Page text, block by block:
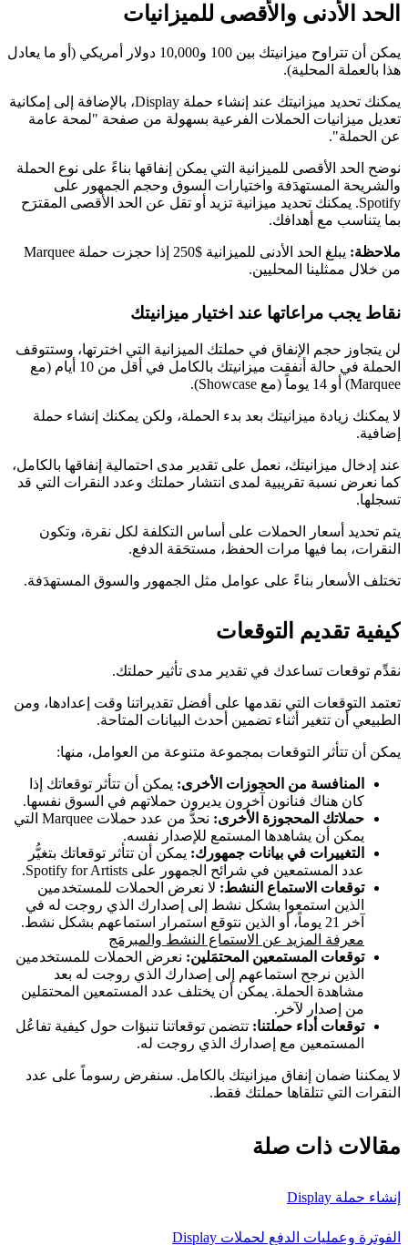
الحد الأدنى والأقصى للميزانيات
يمكن أن تتراوح ميزانيتك بين 100 و10,000 دولار أمريكي (أو ما يعادل
هذا بالعملة المحلية).
يمكنك تحديد ميزانيتك عند إنشاء حملة Display، بالإضافة إلى إمكانية
تعديل ميزانيات الحملات الفرعية بسهولة من صفحة "لمحة عامة
عن الحملة".
نوضح الحد الأقصى للميزانية التي يمكن إنفاقها بناءً على نوع الحملة
والشريحة المستهدَفة واختيارات السوق وحجم الجمهور على
Spotify. يمكنك تحديد ميزانية تزيد أو تقل عن الحد الأقصى المقترَح
بما يتناسب مع أهدافك.
ملاحظة:
يبلغ الحد الأدنى للميزانية $250 إذا حجزت حملة Marquee
من خلال ممثلينا المحليين.
نقاط يجب مراعاتها عند اختيار ميزانيتك
لن يتجاوز حجم الإنفاق في حملتك الميزانية التي اخترتها، وستتوقف
الحملة في حالة أنفقت ميزانيتك بالكامل في أقل من 10 أيام (مع
Marquee) أو 14 يوماً (مع Showcase).
لا يمكنك زيادة ميزانيتك بعد بدء الحملة، ولكن يمكنك إنشاء حملة
إضافية.
عند إدخال ميزانيتك، نعمل على تقدير مدى احتمالية إنفاقها بالكامل،
كما نعرض نسبة تقريبية لمدى انتشار حملتك وعدد النقرات التي قد
تسجلها.
يتم تحديد أسعار الحملات على أساس التكلفة لكل نقرة، وتكون
النقرات، بما فيها مرات الحفظ، مستحَقة الدفع.
تختلف الأسعار بناءً على عوامل مثل الجمهور والسوق المستهدَفة.
كيفية تقديم التوقعات
نقدِّم توقعات تساعدك في تقدير مدى تأثير حملتك.
تعتمد التوقعات التي نقدمها على أفضل تقديراتنا وقت إعدادها، ومن
الطبيعي أن تتغير أثناء تضمين أحدث البيانات المتاحة.
يمكن أن تتأثر التوقعات بمجموعة متنوعة من العوامل، منها:
المنافسة من الحجوزات الأخرى: يمكن أن تتأثر توقعاتك إذا
كان هناك فنانون آخرون يديرون حملاتهم في السوق نفسها.
حملاتك المحجوزة الأخرى:
نحدُّ من عدد حملات Marquee التي
يمكن أن يشاهدها المستمع للإصدار نفسه.
التغييرات في بيانات جمهورك: يمكن أن تتأثر توقعاتك بتغيُّر
عدد المستمعين في شرائح الجمهور على Spotify for Artists.
توقعات الاستماع النشط: لا نعرض الحملات للمستخدمين
الذين استمعوا بشكل نشط إلى إصدارك الذي روجت له في
آخر 21 يوماً، أو الذين نتوقع استمرار استماعهم بشكل نشط.
معرفة المزيد عن الاستماع النشط والمبرمَج
توقعات المستمعين المحتمَلين: نعرض الحملات للمستخدمين
الذين نرجح استماعهم إلى إصدارك الذي روجت له بعد
مشاهدة الحملة. يمكن أن يختلف عدد المستمعين المحتمَلين
من إصدار لآخر.
توقعات أداء حملتنا: تتضمن توقعاتنا تنبؤات حول كيفية تفاعُل
المستمعين مع إصدارك الذي روجت له.
لا يمكننا ضمان إنفاق ميزانيتك بالكامل. سنفرض رسوماً على عدد
النقرات التي تتلقاها حملتك فقط.
مقالات ذات صلة
إنشاء حملة Display
الفوترة وعمليات الدفع لحملات Display